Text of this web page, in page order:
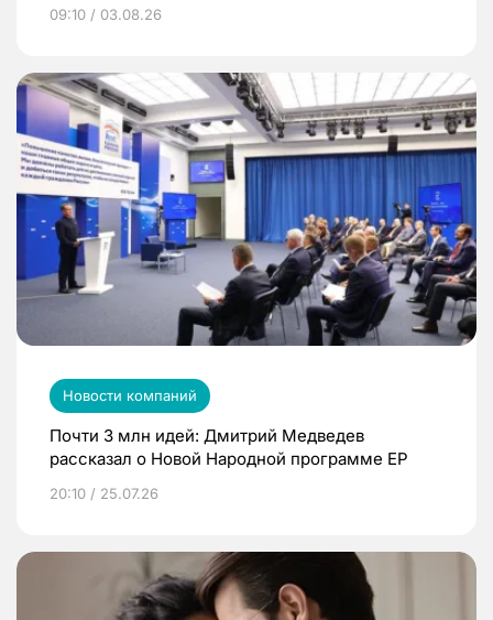
09:10 / 03.08.26
Новости компаний
Почти 3 млн идей: Дмитрий Медведев
рассказал о Новой Народной программе ЕР
20:10 / 25.07.26